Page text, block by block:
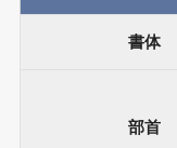
書体
部首